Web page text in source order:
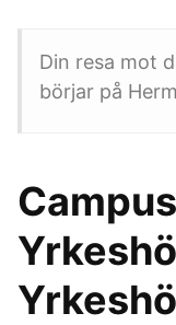
Din resa mot
börjar på